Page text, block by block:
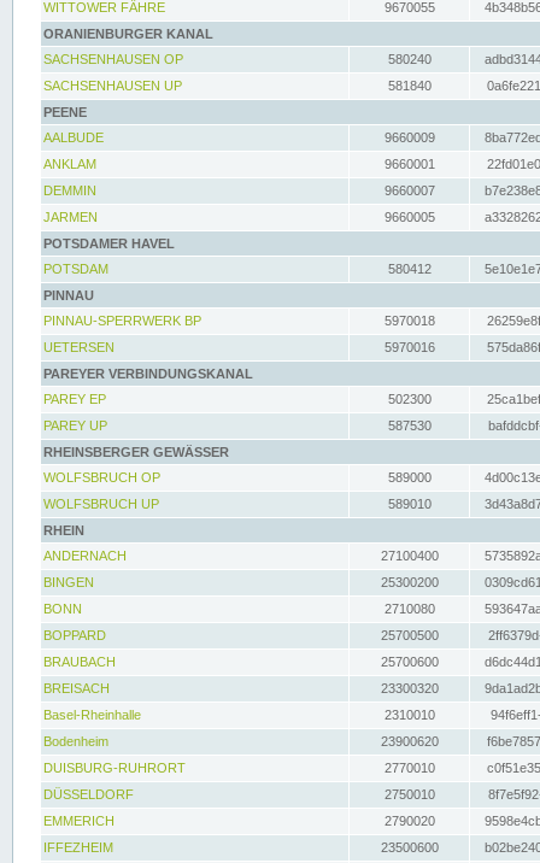
WITTOWER FÄHRE
9670055
ORANIENBURGER KANAL
SACHSENHAUSEN OP
580240
SACHSENHAUSEN UP
581840
PEENE
AALBUDE
9660009
ANKLAM
9660001
DEMMIN
9660007
JARMEN
9660005
POTSDAMER HAVEL
POTSDAM
580412
PINNAU
PINNAU-SPERRWERK BP
5970018
UETERSEN
5970016
PAREYER VERBINDUNGSKANAL
PAREY EP
502300
PAREY UP
587530
RHEINSBERGER GEWÄSSER
WOLFSBRUCH OP
589000
WOLFSBRUCH UP
589010
RHEIN
ANDERNACH
27100400
BINGEN
25300200
BONN
2710080
BOPPARD
25700500
BRAUBACH
25700600
BREISACH
23300320
Basel-Rheinhalle
2310010
Bodenheim
23900620
DUISBURG-RUHRORT
2770010
DÜSSELDORF
2750010
EMMERICH
2790020
IFFEZHEIM
23500600